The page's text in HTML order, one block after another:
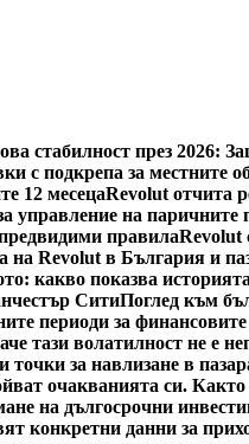
стабилност през 2026:
с подкрепа за местните
12 месецаRevolut отчита
управление на паричните
правилаRevolut
на Revolut в България и
какво показва
СитиПоглед към
периоди за
волатилност не е
за навлизане в
очакванията си.
на дългосрочни
конкретни данни за